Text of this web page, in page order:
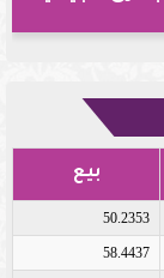
بيع
50.2353
58.4437